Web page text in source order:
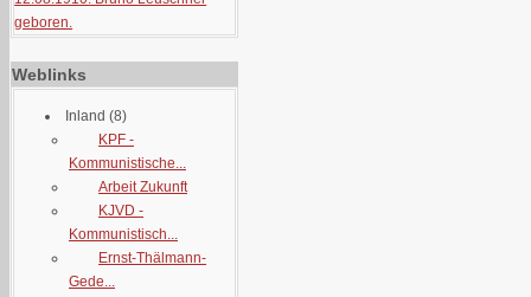
geboren.
Weblinks
Inland (8)
KPF -
Kommunistische...
Arbeit Zukunft
KJVD -
Kommunistisch...
Ernst-Thälmann-
Gede...